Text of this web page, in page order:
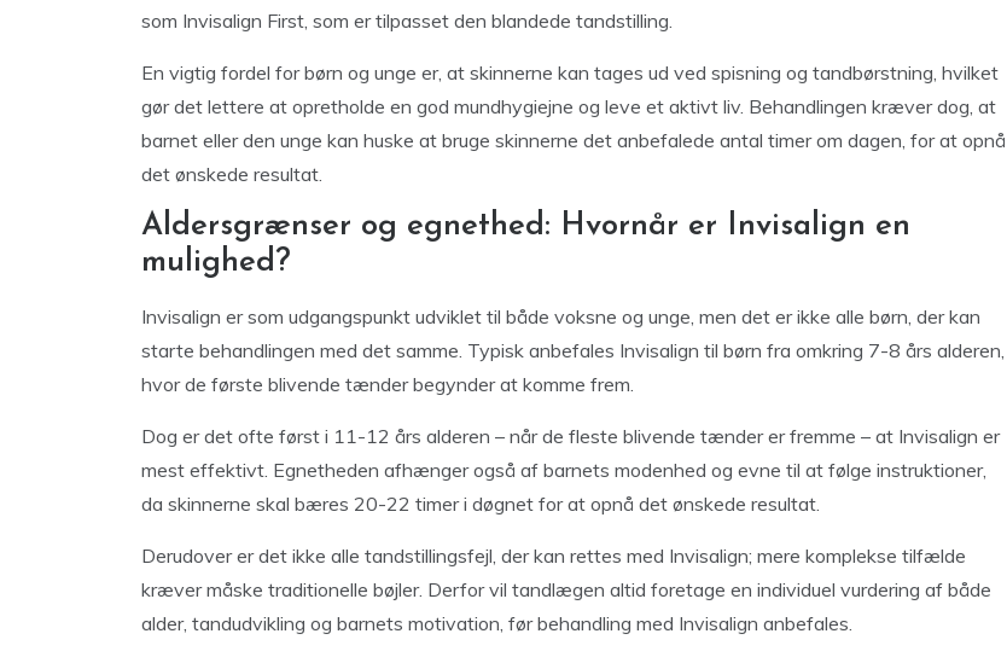
som Invisalign First, som er tilpasset den blandede tandstilling.
En vigtig fordel for børn og unge er, at skinnerne kan tages ud ved spisning og tandbørstning, hvilket
gør det lettere at opretholde en god mundhygiejne og leve et aktivt liv. Behandlingen kræver dog, at
barnet eller den unge kan huske at bruge skinnerne det anbefalede antal timer om dagen, for at opnå
det ønskede resultat.
Aldersgrænser og egnethed: Hvornår er Invisalign en
mulighed?
Invisalign er som udgangspunkt udviklet til både voksne og unge, men det er ikke alle børn, der kan
starte behandlingen med det samme. Typisk anbefales Invisalign til børn fra omkring 7-8 års alderen,
hvor de første blivende tænder begynder at komme frem.
Dog er det ofte først i 11-12 års alderen – når de fleste blivende tænder er fremme – at Invisalign er
mest effektivt. Egnetheden afhænger også af barnets modenhed og evne til at følge instruktioner,
da skinnerne skal bæres 20-22 timer i døgnet for at opnå det ønskede resultat.
Derudover er det ikke alle tandstillingsfejl, der kan rettes med Invisalign; mere komplekse tilfælde
kræver måske traditionelle bøjler. Derfor vil tandlægen altid foretage en individuel vurdering af både
alder, tandudvikling og barnets motivation, før behandling med Invisalign anbefales.